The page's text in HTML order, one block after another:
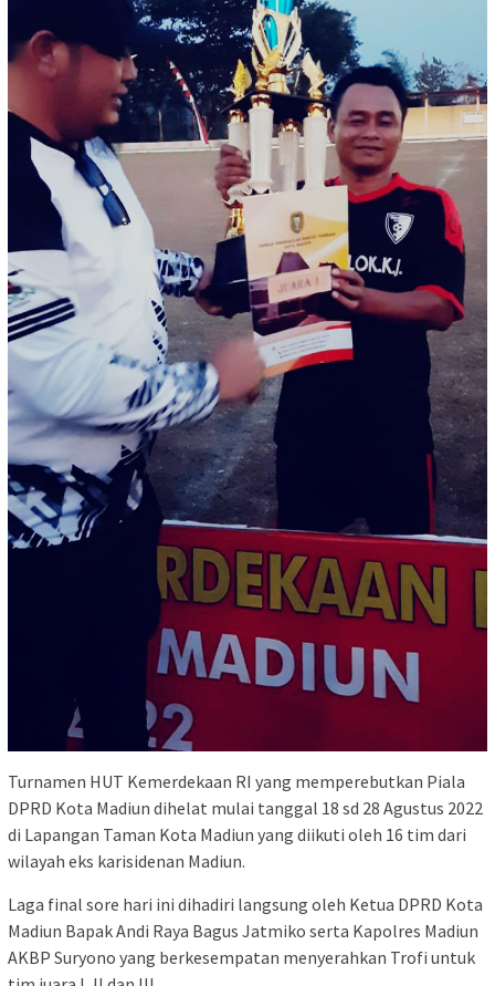
Turnamen HUT Kemerdekaan RI yang memperebutkan Piala
DPRD Kota Madiun dihelat mulai tanggal 18 sd 28 Agustus 2022
di Lapangan Taman Kota Madiun yang diikuti oleh 16 tim dari
wilayah eks karisidenan Madiun.
Laga final sore hari ini dihadiri langsung oleh Ketua DPRD Kota
Madiun Bapak Andi Raya Bagus Jatmiko serta Kapolres Madiun
AKBP Suryono yang berkesempatan menyerahkan Trofi untuk